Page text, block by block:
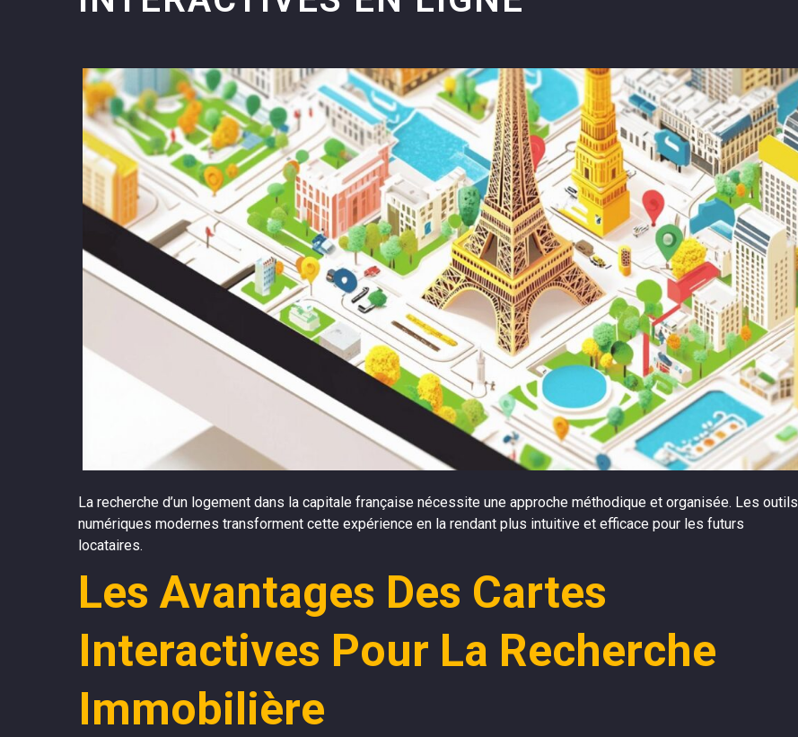
La recherche d’un logement dans la capitale française nécessite une approche méthodique et organisée. Les outils
numériques modernes transforment cette expérience en la rendant plus intuitive et efficace pour les futurs
locataires.
Les Avantages Des Cartes
Interactives Pour La Recherche
Immobilière